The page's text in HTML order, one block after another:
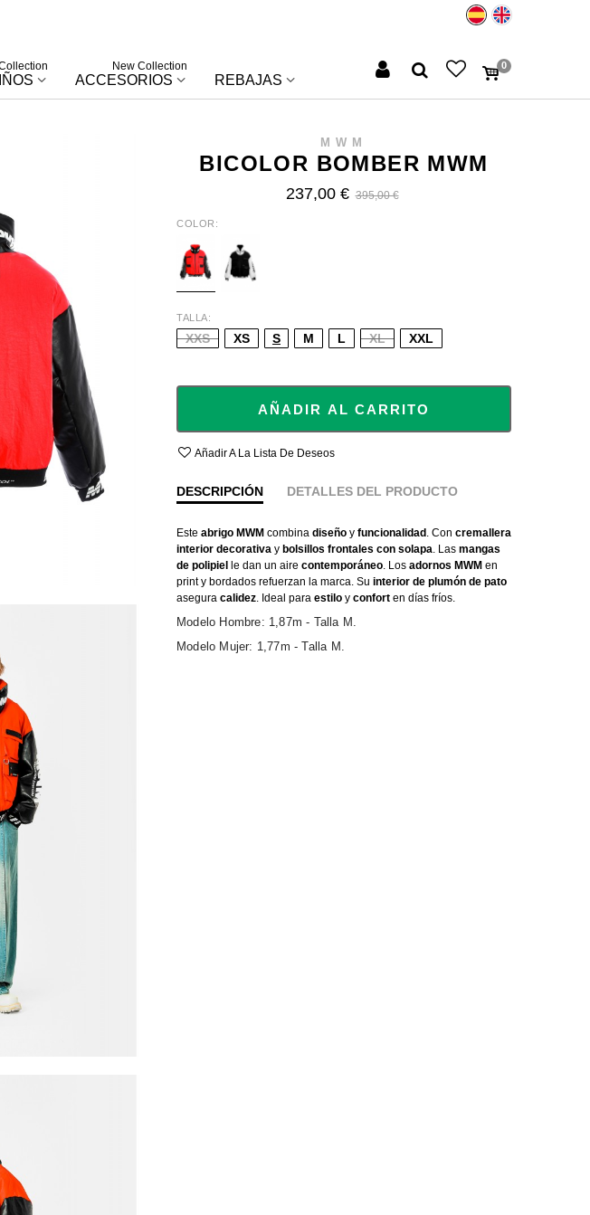
ACCESORIOS
New Collection
REBAJAS
0
MWM
BICOLOR BOMBER MWM
237,00 € 395,00 €
COLOR
RED BLACK
TALLA
XXS XS S M L XL XXL
AÑADIR AL CARRITO
Añadir A La Lista De Deseos
DESCRIPCIÓN DETALLES DEL PRODUCTO
Este abrigo MWM combina diseño y funcionalidad . Con cremallera
interior decorativa y bolsillos frontales con solapa . Las mangas
de polipiel le dan un aire contemporáneo . Los adornos MWM en
print y bordados refuerzan la marca. Su interior de plumón de pato
asegura calidez . Ideal para estilo y confort en días fríos.
Modelo Hombre: 1,87m - Talla M.
Modelo Mujer: 1,77m - Talla M.